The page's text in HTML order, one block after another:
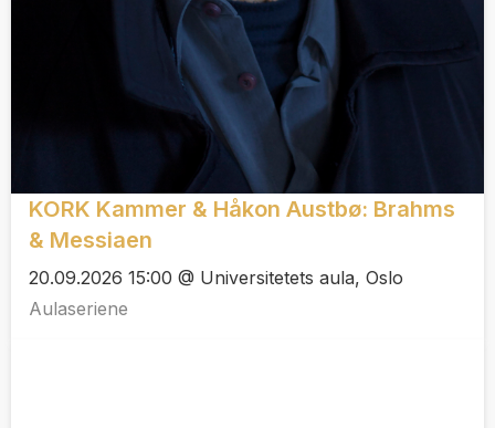
KORK Kammer & Håkon Austbø: Brahms
& Messiaen
20.09.2026 15:00 @ Universitetets aula, Oslo
Aulaseriene